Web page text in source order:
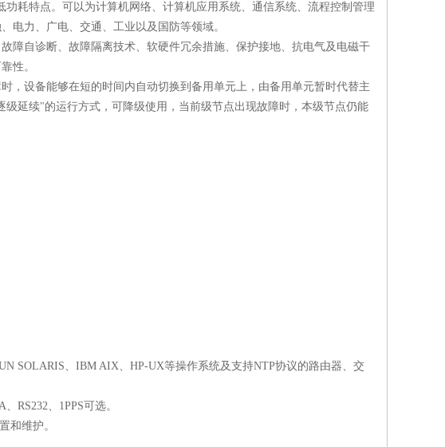
耗特点。可以为计算机网络、计算机应用系统、通信系统、流程控制管理
电力、广电、交通、工业以及国防等领域。
障自诊断、故障隔离技术、软硬件冗余措施、保护接地、抗电气及电磁干
性。
，设备能够在短的时间内自动切换到备用单元上，由备用单元暂时代替主
延续"的运行方式，可降级使用，当前级节点出现故障时，本级节点仍能
SOLARIS、IBM AIX、HP-UX等操作系统及支持NTP协议的路由器、交
RS232、1PPS可选。
和维护。